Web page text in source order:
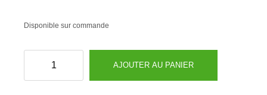
Disponible sur commande
10356
AJOUTER AU PANIER